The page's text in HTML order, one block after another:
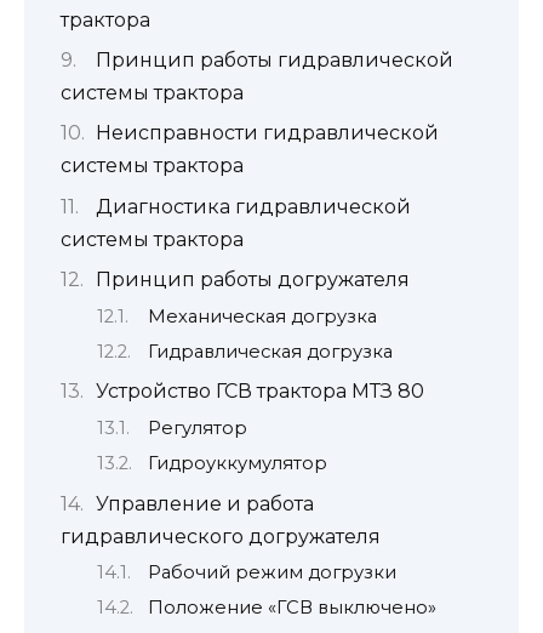
трактора
Принцип работы гидравлической
системы трактора
Неисправности гидравлической
системы трактора
Диагностика гидравлической
системы трактора
Принцип работы догружателя
Механическая догрузка
Гидравлическая догрузка
Устройство ГСВ трактора МТЗ 80
Регулятор
Гидроуккумулятор
Управление и работа
гидравлического догружателя
Рабочий режим догрузки
Положение «ГСВ выключено»